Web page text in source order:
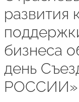
развития
бизнеса
день
РОССИИ»